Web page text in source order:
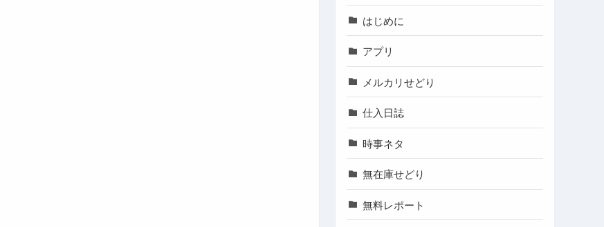
はじめに
アプリ
メルカリせどり
仕入日誌
時事ネタ
無在庫せどり
無料レポート